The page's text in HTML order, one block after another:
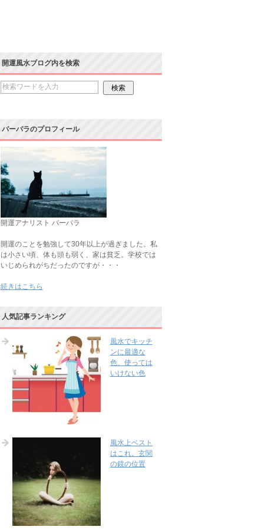
開運風水ブログ内を検索
バーバラのプロフィール
開運アナリスト バーバラ
開運のことを勉強して30年以上が過ぎました。私
は小さい頃、体も頭も弱く、家は貧乏。学校では
いじめられがちだったのですが・・・
続きはこちら
人気記事ランキング
風水でキッチ
ンに最適な
色、使っては
いけない色
風水上ベスト
はこれ。玄関
の鏡の位置